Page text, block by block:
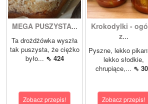
MEGA PUSZYSTA...
Ta drożdżówka wyszła
tak puszysta, że ciężko
było... ⇖ 424
Zobacz przepis!
Krokodylki -
z...
Pyszne, lekko
lekko słodkie,
chrupiące,... ⇖
Zobacz przepis!